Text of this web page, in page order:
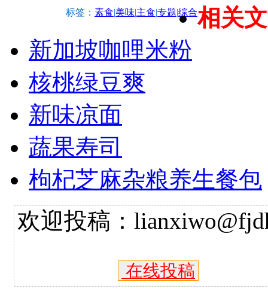
标签： 素食|美味|主食|专题|综合相关
新加坡咖哩米粉
核桃绿豆爽
新味凉面
蔬果寿司
枸杞芝麻杂粮养生餐包
欢迎投稿：
在线投稿